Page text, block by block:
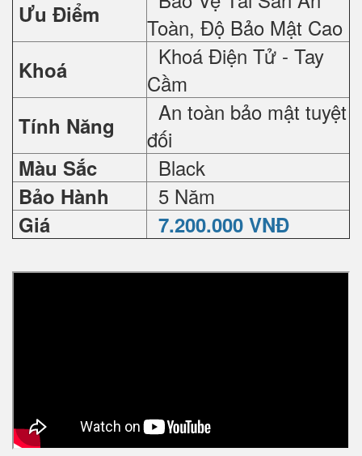
Ưu Điểm
Toàn, Độ Bảo Mật Cao
Khoá
Khoá Điện Tử - Tay
Cầm
Tính Năng
An toàn bảo mật tuyệt
đối
Màu Sắc Black
Bảo Hành 5 Năm
Giá 7.200.000 VNĐ